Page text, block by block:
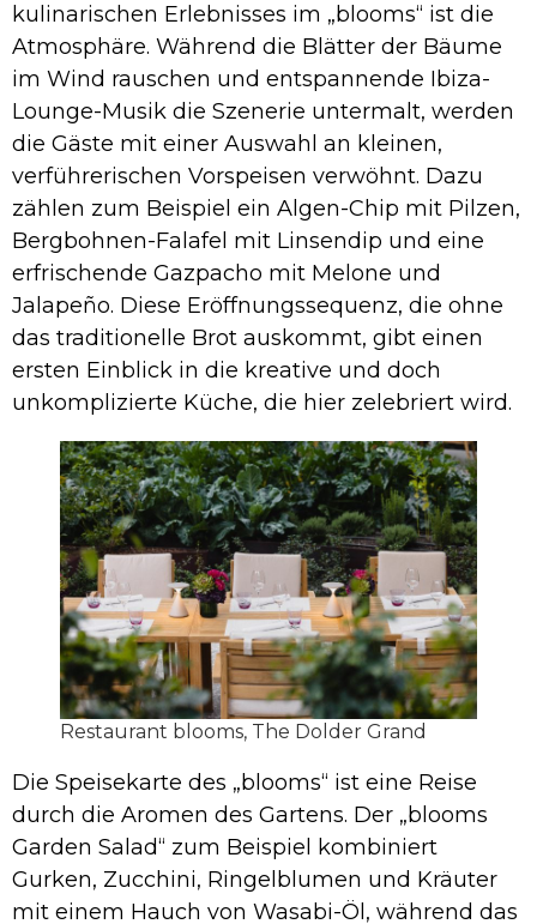
kulinarischen Erlebnisses im „blooms“ ist die
Atmosphäre. Während die Blätter der Bäume
im Wind rauschen und entspannende Ibiza-
Lounge-Musik die Szenerie untermalt, werden
die Gäste mit einer Auswahl an kleinen,
verführerischen Vorspeisen verwöhnt. Dazu
zählen zum Beispiel ein Algen-Chip mit Pilzen,
Bergbohnen-Falafel mit Linsendip und eine
erfrischende Gazpacho mit Melone und
Jalapeño. Diese Eröffnungssequenz, die ohne
das traditionelle Brot auskommt, gibt einen
ersten Einblick in die kreative und doch
unkomplizierte Küche, die hier zelebriert wird.
Restaurant blooms, The Dolder Grand
Die Speisekarte des „blooms“ ist eine Reise
durch die Aromen des Gartens. Der „blooms
Garden Salad“ zum Beispiel kombiniert
Gurken, Zucchini, Ringelblumen und Kräuter
mit einem Hauch von Wasabi-Öl, während das